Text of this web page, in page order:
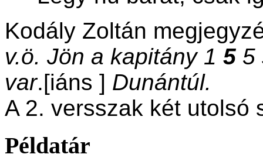
Kodály Zoltán
v.ö. Jön a kapitány 1 5 5
var.[iáns ] Dunántúl.
A 2. versszak két utolsó
Példatár